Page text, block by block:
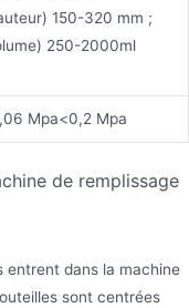
150-320 mm ;
250-2000ml
Mpa<0,2 Mpa
de remplissage
entrent dans la machine
sont centrées